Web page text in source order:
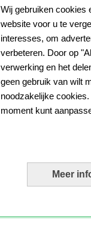
Wij gebruiken cookies
website voor u te
interesses, om
verbeteren. Door op
verwerking en het
geen gebruik van wilt
noodzakelijke
moment kunt
Meer